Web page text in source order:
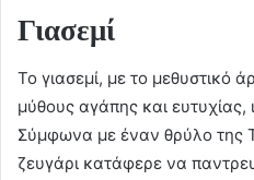
Γιασεμί
Το γιασεμί, με το μεθυστικό
μύθους αγάπης και ευτυχίας,
Σύμφωνα με έναν θρύλο της
ζευγάρι κατάφερε να